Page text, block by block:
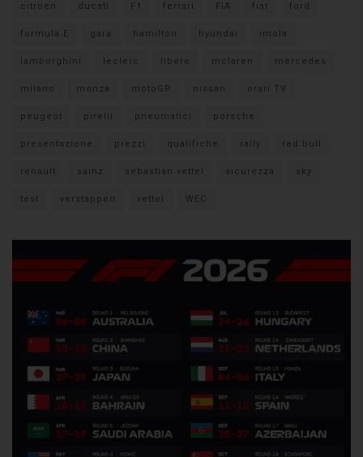
citroen ducati F1 ferrari FIA fiat ford
formula E gara hamilton hyundai imola
lamborghini leclerc libere mclaren mercedes
milano monza motoGP nissan orari TV
peugeot pirelli pneumatici porsche
presentazione prezzi qualifiche rally red bull
renault sainz sebastian vettel sicurezza sky
test verstappen vettel WEC